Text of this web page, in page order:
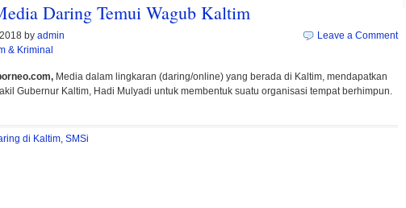
Daring Temui Wagub Kaltim
by admin
& Kriminal
Leave a Comment
Media dalam lingkaran (daring/online) yang berada di Kaltim, mendapatkan
Gubernur Kaltim, Hadi Mulyadi untuk membentuk suatu organisasi tempat berhimpun.
di Kaltim, SMSi